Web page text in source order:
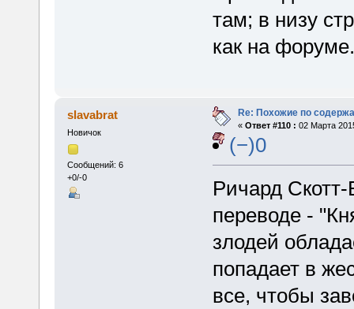
там; в низу
как на форуме.
slavabrat
Новичок
Сообщений: 6
+0/-0
Re: Похожие по
« Ответ #110 : 02 Марта
(−)0
Ричард
переводе -
злодей
попадает в
все, чтобы